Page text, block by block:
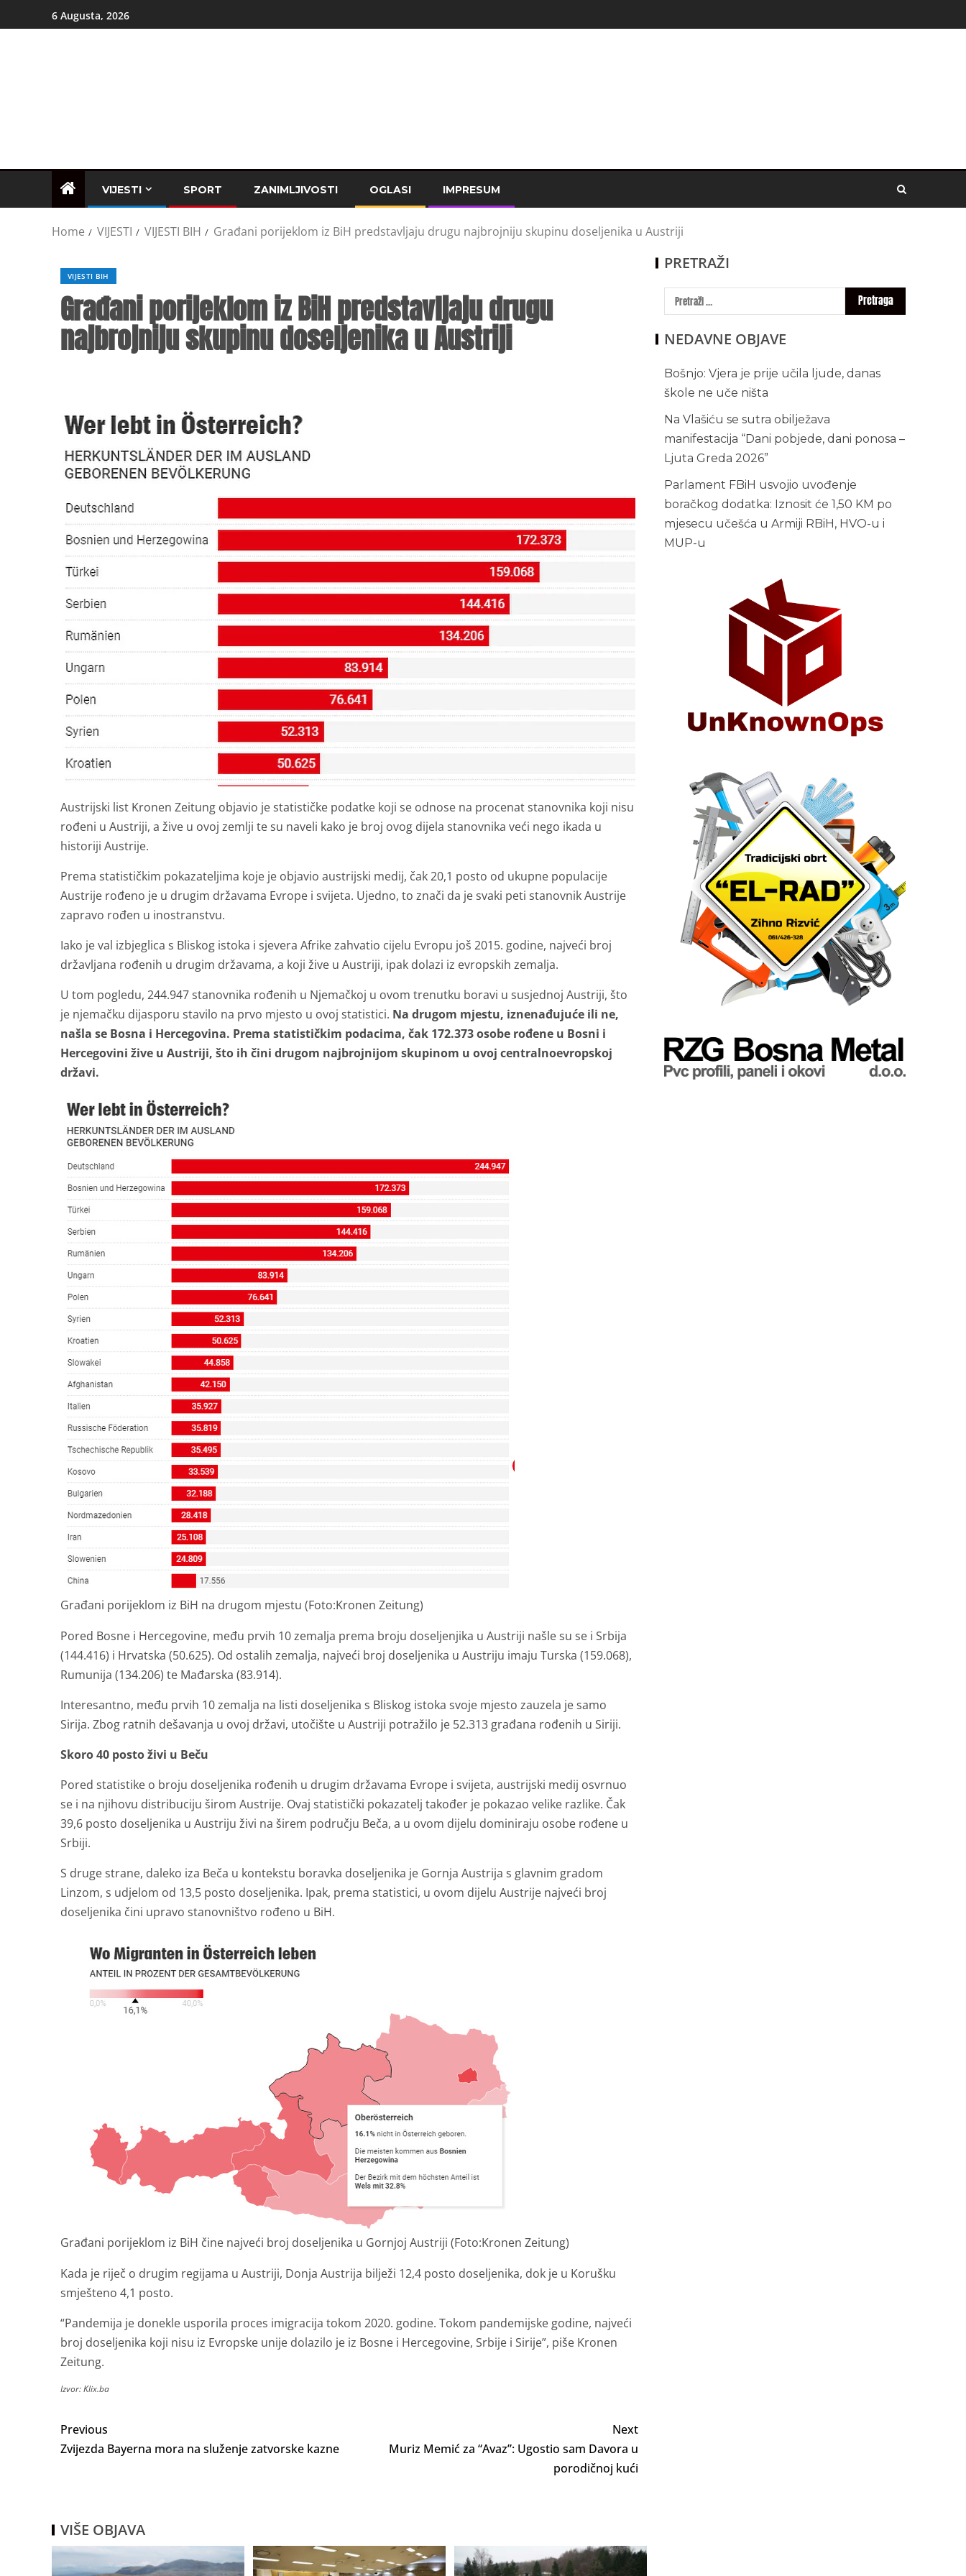
6 Augusta, 2026
VIJESTI SPORT ZANIMLJIVOSTI OGLASI IMPRESUM
Home VIJESTI VIJESTI BIH Građani porijeklom iz BiH predstavljaju drugu najbrojniju skupinu doseljenika u Austriji
VIJESTI BIH
Građani porijeklom iz BiH predstavljaju drugu
najbrojniju skupinu doseljenika u Austriji
Austrijski list Kronen Zeitung objavio je statističke podatke koji se odnose na procenat stanovnika koji nisu
rođeni u Austriji, a žive u ovoj zemlji te su naveli kako je broj ovog dijela stanovnika veći nego ikada u
historiji Austrije.
Prema statističkim pokazateljima koje je objavio austrijski medij, čak 20,1 posto od ukupne populacije
Austrije rođeno je u drugim državama Evrope i svijeta. Ujedno, to znači da je svaki peti stanovnik Austrije
zapravo rođen u inostranstvu.
Iako je val izbjeglica s Bliskog istoka i sjevera Afrike zahvatio cijelu Evropu još 2015. godine, najveći broj
državljana rođenih u drugim državama, a koji žive u Austriji, ipak dolazi iz evropskih zemalja.
U tom pogledu, 244.947 stanovnika rođenih u Njemačkoj u ovom trenutku boravi u susjednoj Austriji, što
je njemačku dijasporu stavilo na prvo mjesto u ovoj statistici. Na drugom mjestu, iznenađujuće ili ne,
našla se Bosna i Hercegovina. Prema statističkim podacima, čak 172.373 osobe rođene u Bosni i
Hercegovini žive u Austriji, što ih čini drugom najbrojnijom skupinom u ovoj centralnoevropskoj
državi.
Građani porijeklom iz BiH na drugom mjestu (Foto:Kronen Zeitung)
Pored Bosne i Hercegovine, među prvih 10 zemalja prema broju doseljenjika u Austriji našle su se i Srbija
(144.416) i Hrvatska (50.625). Od ostalih zemalja, najveći broj doseljenika u Austriju imaju Turska (159.068),
Rumunija (134.206) te Mađarska (83.914).
Interesantno, među prvih 10 zemalja na listi doseljenika s Bliskog istoka svoje mjesto zauzela je samo
Sirija. Zbog ratnih dešavanja u ovoj državi, utočište u Austriji potražilo je 52.313 građana rođenih u Siriji.
Skoro 40 posto živi u Beču
Pored statistike o broju doseljenika rođenih u drugim državama Evrope i svijeta, austrijski medij osvrnuo
se i na njihovu distribuciju širom Austrije. Ovaj statistički pokazatelj također je pokazao velike razlike. Čak
39,6 posto doseljenika u Austriju živi na širem području Beča, a u ovom dijelu dominiraju osobe rođene u
Srbiji.
S druge strane, daleko iza Beča u kontekstu boravka doseljenika je Gornja Austrija s glavnim gradom
Linzom, s udjelom od 13,5 posto doseljenika. Ipak, prema statistici, u ovom dijelu Austrije najveći broj
doseljenika čini upravo stanovništvo rođeno u BiH.
Građani porijeklom iz BiH čine najveći broj doseljenika u Gornjoj Austriji (Foto:Kronen Zeitung)
Kada je riječ o drugim regijama u Austriji, Donja Austrija bilježi 12,4 posto doseljenika, dok je u Korušku
smješteno 4,1 posto.
“Pandemija je donekle usporila proces imigracija tokom 2020. godine. Tokom pandemijske godine, najveći
broj doseljenika koji nisu iz Evropske unije dolazilo je iz Bosne i Hercegovine, Srbije i Sirije”, piše Kronen
Zeitung.
Izvor: Klix.ba
Previous
Zvijezda Bayerna mora na služenje zatvorske kazne
Next
Muriz Memić za “Avaz”: Ugostio sam Davora u
porodičnoj kući
VIŠE OBJAVA
PRETRAŽI
NEDAVNE OBJAVE
Bošnjo: Vjera je prije učila ljude, danas
škole ne uče ništa
Na Vlašiću se sutra obilježava
manifestacija “Dani pobjede, dani ponosa –
Ljuta Greda 2026”
Parlament FBiH usvojio uvođenje
boračkog dodatka: Iznosit će 1,50 KM po
mjesecu učešća u Armiji RBiH, HVO-u i
MUP-u